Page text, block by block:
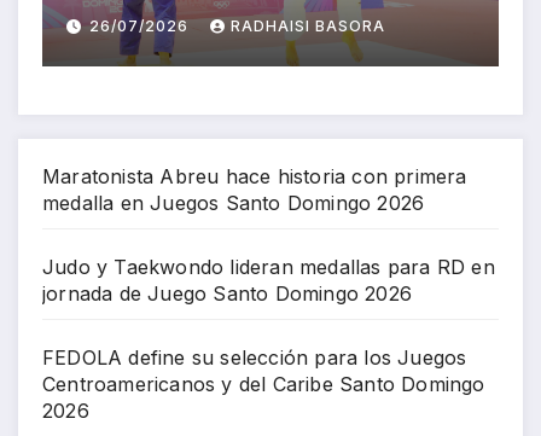
BASORA Centroamericanos y
Caribe Santo Domingo
26/07/2026 RICHARD BAZIL
Maratonista Abreu hace historia con primera
medalla en Juegos Santo Domingo 2026
Judo y Taekwondo lideran medallas para RD en
jornada de Juego Santo Domingo 2026
FEDOLA define su selección para los Juegos
Centroamericanos y del Caribe Santo Domingo
2026